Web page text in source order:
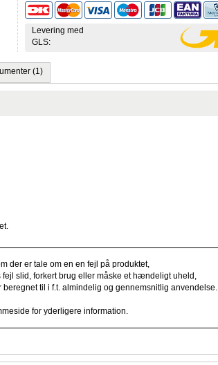
Levering med
GLS:
(1)
der er tale om en en fejl på produktet,
slid, forkert brug eller måske et hændeligt uheld,
til i f.t. almindelig og gennemsnitlig anvendelse.
for yderligere information.